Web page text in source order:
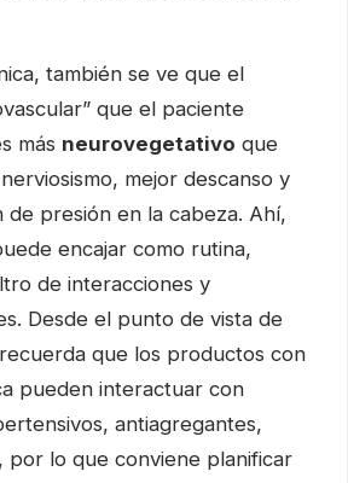
también se ve que el
que el paciente
más neurovegetativo que
mejor descanso y
de presión en la cabeza. Ahí,
encajar como rutina,
de interacciones y
Desde el punto de vista de
que los productos con
pueden interactuar con
antiagregantes,
por lo que conviene planificar